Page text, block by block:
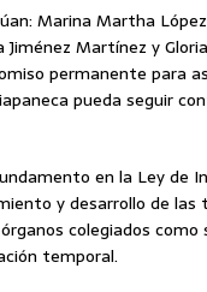
Marina Martha
Martínez y
permanente para
pueda seguir
en la Ley de
y desarrollo de las
colegiados como
temporal.